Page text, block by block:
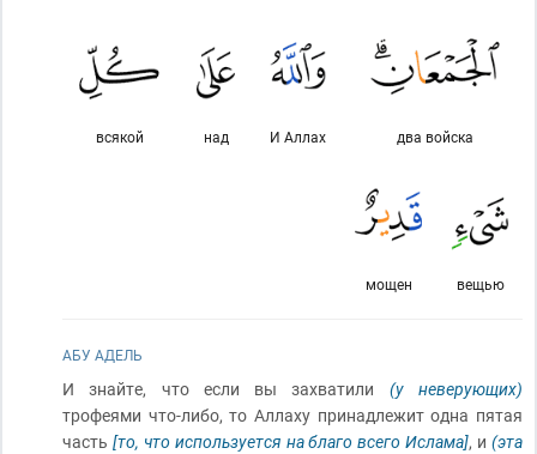
два войска
И Аллах
над
всякой
вещью
мощен
АБУ АДЕЛЬ
И знайте, что если вы захватили (у неверующих)
трофеями что-либо, то Аллаху принадлежит одна пятая
часть [то, что используется на благо всего Ислама], и(эта